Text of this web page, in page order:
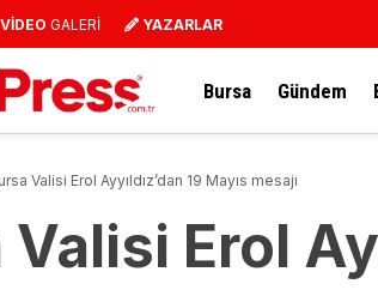
VİDEO GALERİ YAZARLAR
Bursa Gündem
Valisi Erol Ayyıldız’dan 19 Mayıs mesajı
Erol